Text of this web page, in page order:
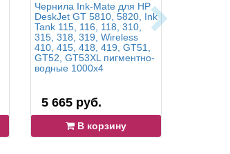
Чернила Ink-Mate для HP
DeskJet GT 5810, 5820, Ink
Tank 115, 116, 118, 310,
315, 318, 319, Wireless
410, 415, 418, 419, GT51,
GT52, GT53XL пигментно-
водные 1000x4
5 665 руб.
В корзину